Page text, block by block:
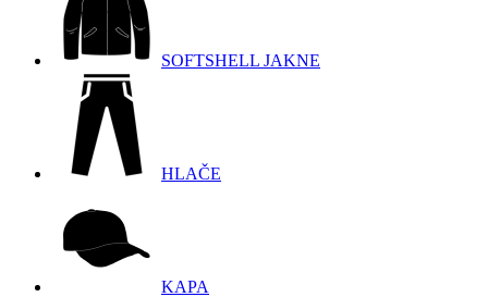
SOFTSHELL JAKNE
HLAČE
KAPA